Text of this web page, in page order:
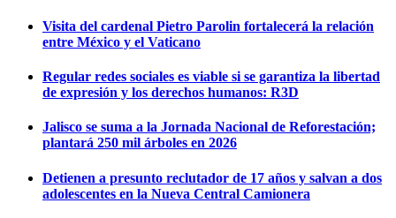
Visita del cardenal Pietro Parolin fortalecerá la relación
entre México y el Vaticano
Regular redes sociales es viable si se garantiza la libertad
de expresión y los derechos humanos: R3D
Jalisco se suma a la Jornada Nacional de Reforestación;
plantará 250 mil árboles en 2026
Detienen a presunto reclutador de 17 años y salvan a dos
adolescentes en la Nueva Central Camionera